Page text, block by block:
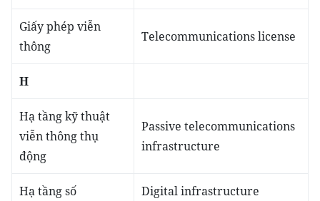
Giấy phép viễn
thông
Telecommunications license
H
Hạ tầng kỹ thuật
viễn thông thụ
động
Passive telecommunications
infrastructure
Hạ tầng số Digital infrastructure